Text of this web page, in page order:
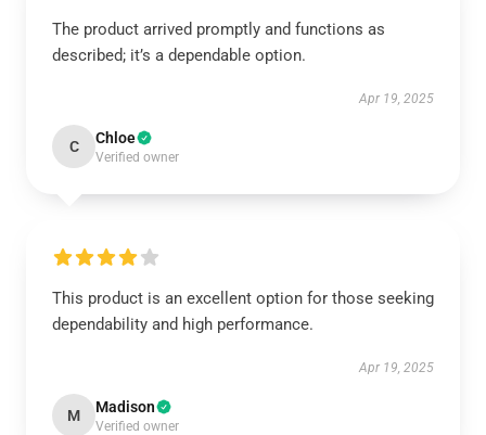
The product arrived promptly and functions as
described; it’s a dependable option.
Apr 19, 2025
C Chloe
Verified owner
This product is an excellent option for those seeking
dependability and high performance.
Apr 19, 2025
M Madison
Verified owner